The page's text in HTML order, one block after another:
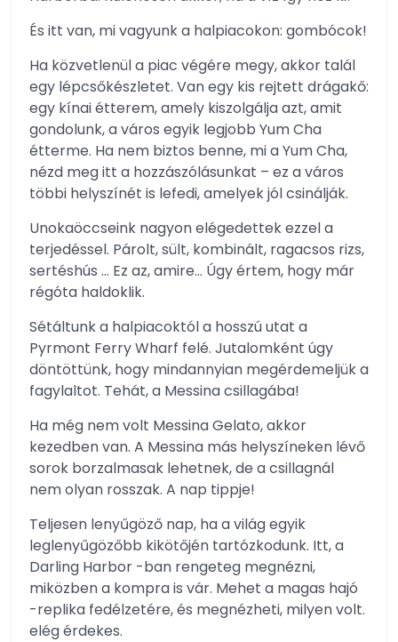
És itt van, mi vagyunk a halpiacokon: gombócok!
Ha közvetlenül a piac végére megy, akkor talál
egy lépcsőkészletet. Van egy kis rejtett drágakő:
egy kínai étterem, amely kiszolgálja azt, amit
gondolunk, a város egyik legjobb Yum Cha
étterme. Ha nem biztos benne, mi a Yum Cha,
nézd meg itt a hozzászólásunkat – ez a város
többi helyszínét is lefedi, amelyek jól csinálják.
Unokaöccseink nagyon elégedettek ezzel a
terjedéssel. Párolt, sült, kombinált, ragacsos rizs,
sertéshús … Ez az, amire… Úgy értem, hogy már
régóta haldoklik.
Sétáltunk a halpiacoktól a hosszú utat a
Pyrmont Ferry Wharf felé. Jutalomként úgy
döntöttünk, hogy mindannyian megérdemeljük a
fagylaltot. Tehát, a Messina csillagába!
Ha még nem volt Messina Gelato, akkor
kezedben van. A Messina más helyszíneken lévő
sorok borzalmasak lehetnek, de a csillagnál
nem olyan rosszak. A nap tippje!
Teljesen lenyűgöző nap, ha a világ egyik
leglenyűgözőbb kikötőjén tartózkodunk. Itt, a
Darling Harbor -ban rengeteg megnézni,
miközben a kompra is vár. Mehet a magas hajó
-replika fedélzetére, és megnézheti, milyen volt.
elég érdekes.